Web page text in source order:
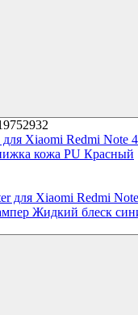
Xiaomi Redmi Note
кожа PU Красный